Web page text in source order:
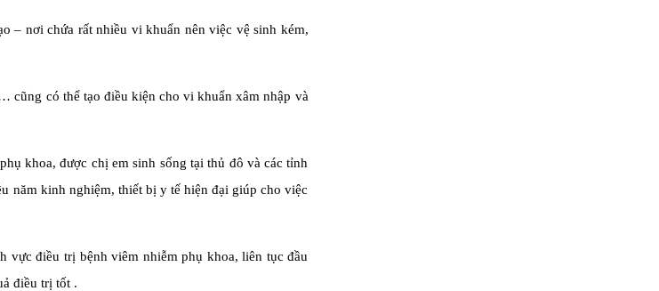
– nơi chứa rất nhiều vi khuẩn nên việc vệ sinh kém,
cũng có thể tạo điều kiện cho vi khuẩn xâm nhập và
khoa, được chị em sinh sống tại thủ đô và các tỉnh
năm kinh nghiệm, thiết bị y tế hiện đại giúp cho việc
vực điều trị bệnh viêm nhiễm phụ khoa, liên tục đầu
điều trị tốt .